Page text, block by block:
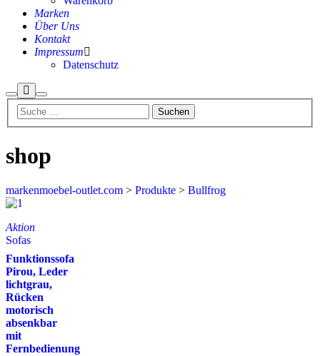
Marken
Über Uns
Kontakt
Impressum
Datenschutz
shop
markenmoebel-outlet.com > Produkte > Bullfrog
Aktion
Sofas
Funktionssofa
Pirou, Leder
lichtgrau,
Rücken
motorisch
absenkbar
mit
Fernbedienung